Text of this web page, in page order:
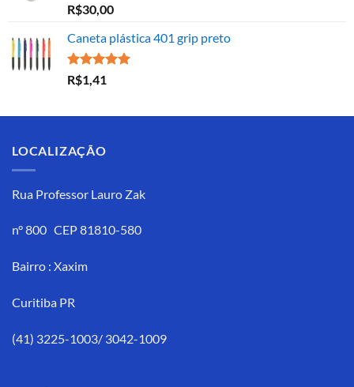
Avaliação
5.00
de 5
R$30,00
Caneta plástica 401 grip preto
Avaliação
5.00 de 5
R$1,41
LOCALIZAÇÃO
Rua Professor Lauro Zak
n° 800 CEP 81810-580
Bairro : Xaxim
Curitiba PR
(41) 3225-1003/ 3042-1009